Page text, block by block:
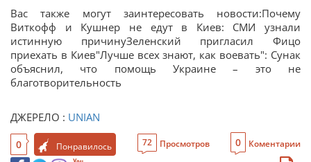
Вас также могут заинтересовать новости:Почему
Виткофф и Кушнер не едут в Киев: СМИ узнали
истинную причинуЗеленский пригласил Фицо
приехать в Киев"Лучше всех знают, как воевать": Сунак
объяснил, что помощь Украине – это не
благотворительность
ДЖЕРЕЛО : UNIAN
0 Понравилось 72 Просмотров 0 Коментарии